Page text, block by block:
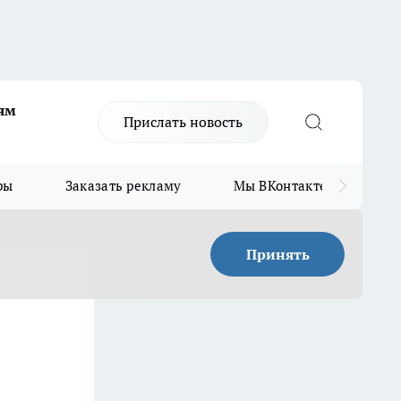
Прислать новость
Заказать рекламу Мы ВКонтакте
Принять